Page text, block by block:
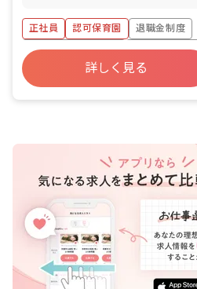
・食事・睡眠・排泄・清
等 ・集団生活を通じた社
行事の計画・実行、お知
正社員 認可保育園
退職金制度
ボーナス・賞与あり
社会保険完備
福利厚生充実
昇給昇進あり
産
詳しく見る